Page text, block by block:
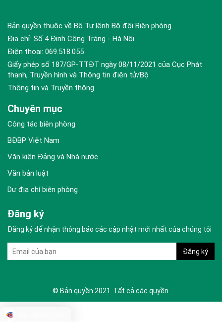
Bản quyền thuộc về Bộ Tư lệnh Bộ đội Biên phòng
Địa chỉ: Số 4 Đinh Công Tráng - Hà Nội.
Điện thoại: 069.518.055
Giấy phép số 187/GP-TTĐT ngày 08/11/2021 của Cục Phát
thanh, Truyền hình và Thông tin điện tử/Bộ
Thông tin và Truyền thông.
Chuyên mục
Công tác biên phòng
BĐBP Việt Nam
Văn kiện Đảng và Nhà nước
Văn bản luật
Dư địa chí biên phòng
Đăng ký
Đăng ký để nhận thông báo các cập nhật mới nhất của chúng tôi
© Bản quyền 2021. Tất cả các quyền.